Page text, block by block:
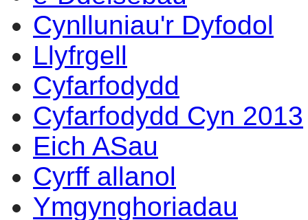
Cynlluniau'r Dyfodol
Llyfrgell
Cyfarfodydd
Cyfarfodydd Cyn 2013
Eich ASau
Cyrff allanol
Ymgynghoriadau